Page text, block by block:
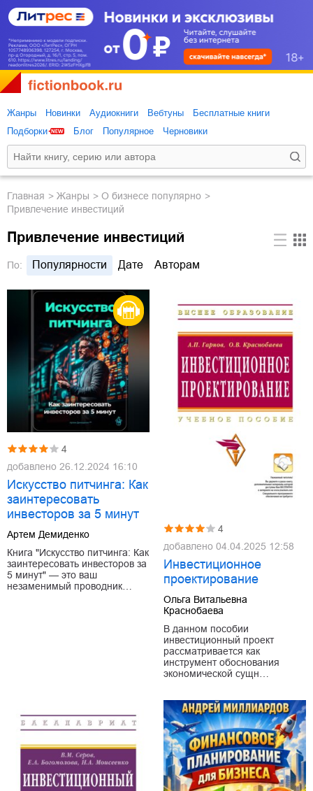
Жанры Новинки Аудиокниги Вебтуны
Бесплатные книги
Подборки
Блог Популярное Черновики
Главная Жанры
о бизнесе популярно
Привлечение инвестиций
Привлечение инвестиций
По: Популярности Дате Авторам
4
добавлено 26.12.2024 16:10
Искусство питчинга: Как
заинтересовать
инвесторов за 5 минут
Артем Демиденко
Книга "Искусство питчинга: Как
заинтересовать инвесторов за
5 минут" — это ваш
незаменимый проводник…
4
добавлено 04.04.2025 12:58
Инвестиционное
проектирование
Ольга Витальевна
Краснобаева
В данном пособии
инвестиционный проект
рассматривается как
инструмент обоснования
экономической сущн…